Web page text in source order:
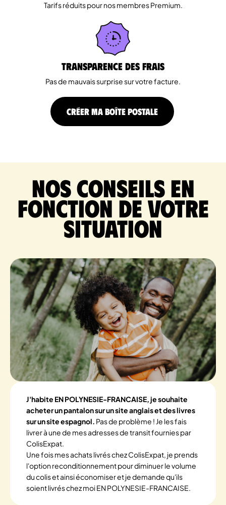
Tarifs réduits pour nos membres Premium.
Transparence des Frais
Pas de mauvais surprise sur votre facture.
CRÉER MA BOÎTE POSTALE
Nos conseils en
fonction de votre
situation
J'habite EN POLYNESIE-FRANCAISE, je souhaite
acheter un pantalon sur un site anglais et des livres
sur un site espagnol. Pas de problème ! Je les fais
livrer à une de mes adresses de transit fournies par
ColisExpat.
Une fois mes achats livrés chez ColisExpat, je prends
l'option reconditionnement pour diminuer le volume
du colis et ainsi économiser et je demande qu'ils
soient livrés chez moi EN POLYNESIE-FRANCAISE.